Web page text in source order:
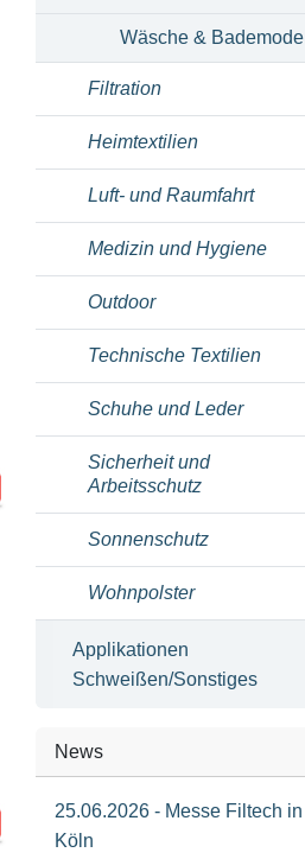
Wäsche & Bademode
Filtration
Heimtextilien
Luft- und Raumfahrt
Medizin und Hygiene
Outdoor
Technische Textilien
Schuhe und Leder
Sicherheit und
Arbeitsschutz
Sonnenschutz
Wohnpolster
Applikationen
Schweißen/Sonstiges
News
25.06.2026 - Messe Filtech in
Köln